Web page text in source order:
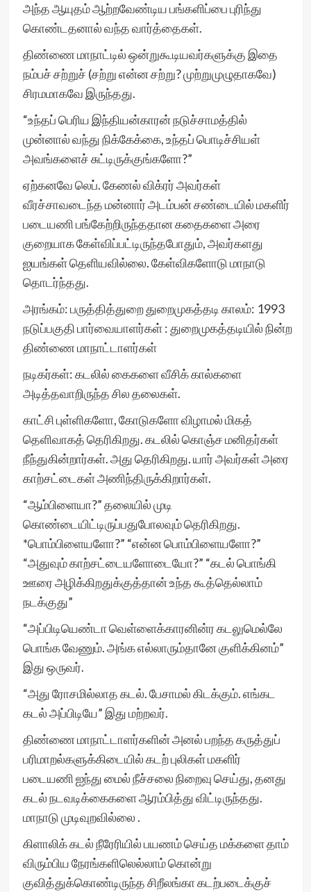
அந்த ஆயுதம் ஆற்றவேண்டிய பங்களிப்பை புரிந்து
கொண்டதனால் வந்த வார்த்தைகள்.
திண்ணை மாநாட்டில் ஒன்றுகூடியவர்களுக்கு இதை
நம்பச் சற்றுச் (சற்று என்ன சற்று? முற்றுமுழுதாகவே)
சிரமமாகவே இருந்தது.
“உந்தப் பெரிய இந்தியன்காரன் நடுச்சாமத்தில்
முன்னால் வந்து நிக்கேக்கை, உந்தப் பொடிச்சியள்
அவங்களைச் சுட்டிருக்குங்களோ?”
ஏற்கனவே லெப். கேணல் விக்ரர் அவர்கள்
வீரச்சாவடைந்த மன்னார் அடம்பன் சண்டையில் மகளிர்
படையணி பங்கேற்றிருந்ததான கதைகளை அரை
குறையாக கேள்விப்பட்டிருந்தபோதும், அவர்களது
ஐயங்கள் தெளியவில்லை. கேள்விகளோடு மாநாடு
தொடர்ந்தது.
அரங்கம்: பருத்தித்துறை துறைமுகத்தடி காலம்: 1993
நடுப்பகுதி பார்வையாளர்கள் : துறைமுகத்தடியில் நின்ற
திண்ணை மாநாட்டாளர்கள்
நடிகர்கள்: கடலில் கைகளை வீசிக் கால்களை
அடித்தவாறிருந்த சில தலைகள்.
காட்சி புள்ளிகளோ, கோடுகளோ விழாமல் மிகத்
தெளிவாகத் தெரிகிறது. கடலில் கொஞ்ச மனிதர்கள்
நீந்துகின்றார்கள். அது தெரிகிறது. யார் அவர்கள் அரை
காற்சட்டைகள் அணிந்திருக்கிறார்கள்.
“ஆம்பிளையா?” தலையில் முடி
கொண்டையிட்டிருப்பதுபோலவும் தெரிகிறது.
*பொம்பிளையளோ?” “என்ன பொம்பிளையளோ?”
“அதுவும் காற்சட்டையளோடையோ?” “கடல் பொங்கி
ஊரை அழிக்கிறதுக்குத்தான் உந்த கூத்தெல்லாம்
நடக்குது”
“அப்பிடியெண்டா வெள்ளைக்காரனின்ர கடலுமெல்லே
பொங்க வேணும். அங்க எல்லாரும்தானே குளிக்கினம்”
இது ஒருவர்.
“அது ரோசமில்லாத கடல். பேசாமல் கிடக்கும். எங்கட
கடல் அப்பிடியே” இது மற்றவர்.
திண்ணை மாநாட்டாளர்களின் அனல் பறந்த கருத்துப்
பரிமாறல்களுக்கிடையில் கடற் புலிகள் மகளிர்
படையணி ஐந்து மைல் நீச்சலை நிறைவு செய்து, தனது
கடல் நடவடிக்கைகளை ஆரம்பித்து விட்டிருந்தது.
மாநாடு முடிவுறவில்லை .
கிளாலிக் கடல் நீரேரியில் பயணம் செய்த மக்களை தாம்
விரும்பிய நேரங்களிலெல்லாம் கொன்று
குவித்துக்கொண்டிருந்த சிறீலங்கா கடற்படைக்குச்